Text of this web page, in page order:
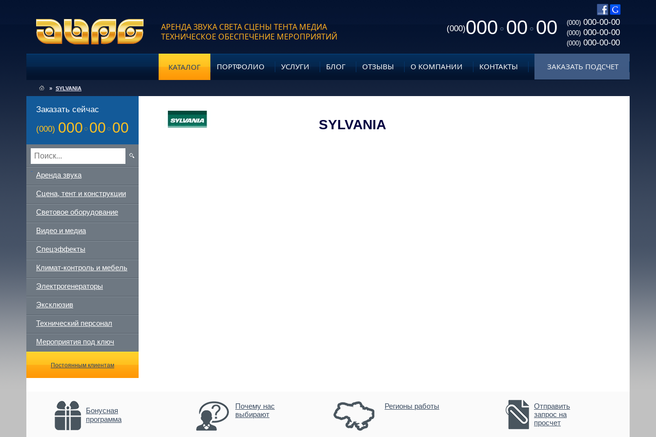
АРЕНДА ЗВУКА СВЕТА СЦЕНЫ ТЕНТА МЕДИА
ТЕХНИЧЕСКОЕ ОБЕСПЕЧЕНИЕ МЕРОПРИЯТИЙ
(000)000 00 00 (000) 000-00-00
(000) 000-00-00
(000) 000-00-00
КАТАЛОГ ПОРТФОЛИО УСЛУГИ БЛОГ ОТЗЫВЫ О КОМПАНИИ КОНТАКТЫ ЗАКАЗАТЬ ПОДСЧЕТ
» SYLVANIA
Заказать сейчас
(000) 000 00 00
Аренда звука
Сцена, тент и конструкции
Световое оборудование
Видео и медиа
Спецэффекты
Климат-контроль и мебель
Электрогенераторы
Эксклюзив
Технический персонал
Мероприятия под ключ
Постоянным клиентам
SYLVANIA
Бонусная
программа
Почему нас
выбирают
Регионы работы
Отправить
запрос на
просчет